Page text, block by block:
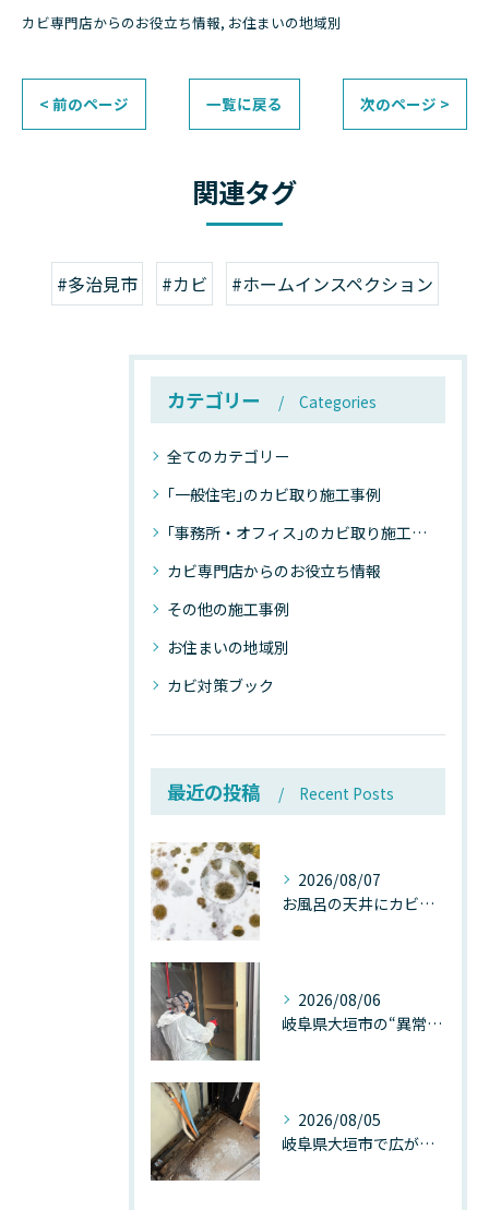
カビ専門店からのお役立ち情報 お住まいの地域別
< 前のページ 一覧に戻る 次のページ >
関連タグ
#多治見市 #カビ #ホームインスペクション
カテゴリー Categories
全てのカテゴリー
｢一般住宅｣のカビ取り施工事例
｢事務所・オフィス｣のカビ取り施工事例
カビ専門店からのお役立ち情報
その他の施工事例
お住まいの地域別
カビ対策ブック
最近の投稿 Recent Posts
2026/08/07
お風呂の天井にカビが生えたら要注意！2026年8月の猛暑・高湿度で急増する浴室カビの原因と正しい対策
2026/08/06
岐阜県大垣市の“異常に高い気温”が建物内部を腐らせる──深層カビが爆発的に増える本当の理由
2026/08/05
岐阜県大垣市で広がる“深層カビ汚染”──なぜ除カビが必要なのか、建物内部で起きている見えない危機